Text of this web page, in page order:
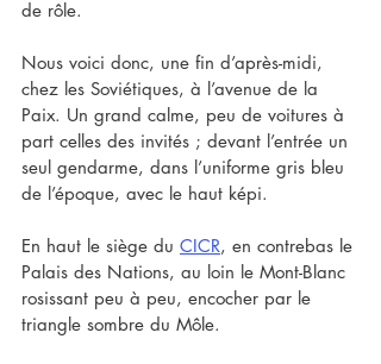
de rôle.
Nous voici donc, une fin d’après-midi,
chez les Soviétiques, à l’avenue de la
Paix. Un grand calme, peu de voitures à
part celles des invités ; devant l’entrée un
seul gendarme, dans l’uniforme gris bleu
de l’époque, avec le haut képi.
En haut le siège du CICR, en contrebas le
Palais des Nations, au loin le Mont-Blanc
rosissant peu à peu, encocher par le
triangle sombre du Môle.